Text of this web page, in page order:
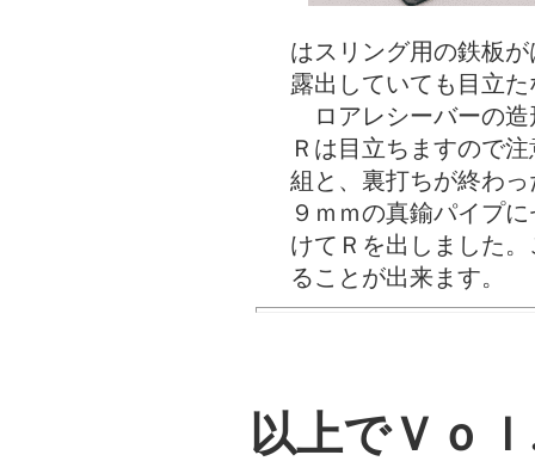
はスリング用の鉄板
露出していても目立
ロアレシーバーの造
Ｒは目立ちますので
組と、裏打ちが終わ
９ｍｍの真鍮パイプ
けてＲを出しました
ることが出来ます。
以上でＶｏ